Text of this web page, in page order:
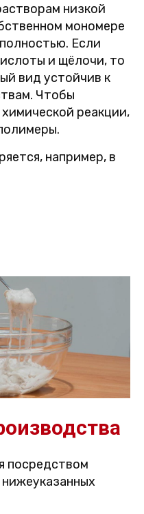
низкой
мономере
Если
и щёлочи, то
вид устойчив к
Чтобы
реакции,
например, в
посредством